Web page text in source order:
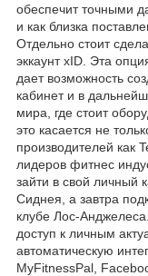
обеспечит точными
и как близка
Отдельно стоит
эккаунт xID. Эта
дает возможность
кабинет и в
мира, где стоит
это касается не
производителей как
лидеров фитнес
зайти в свой личный
Сиднея, а завтра
клубе Лос-
доступ к личным
автоматическую
MyFitnessPal,